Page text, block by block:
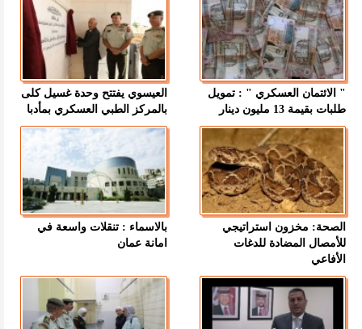
" الائتمان العسكري " : تمويل
طلبات بقيمة 13 مليون دينار
العيسوي يفتتح وحدة غسيل كلى
بالمركز الطبي العسكري بمأدبا
الصحة: مخزون استراتيجي
للأمصال المضادة للدغات
الأفاعي
بالاسماء : تنقلات واسعة في
امانة عمان